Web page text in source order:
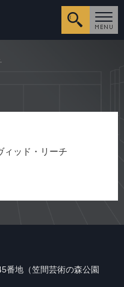
詳細検
ィッド・リーチ
地（笠間芸術の森公園